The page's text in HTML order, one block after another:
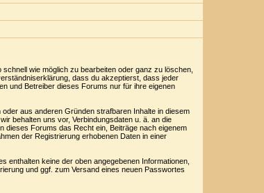
wie möglich zu bearbeiten oder ganz zu löschen,
dass du akzeptierst, dass jeder
und Betreiber dieses Forums nur für ihre eigenen
aus anderen Gründen strafbaren Inhalte in diesem
behalten uns vor, Verbindungsdaten u. ä. an die
dieses Forums das Recht ein, Beiträge nach eigenem
der Registrierung erhobenen Daten in einer
enthalten keine der oben angegebenen Informationen,
und ggf. zum Versand eines neuen Passwortes